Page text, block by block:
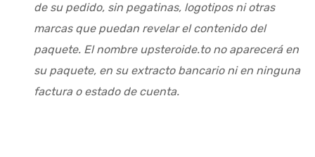
de su pedido, sin pegatinas, logotipos ni otras
marcas que puedan revelar el contenido del
paquete. El nombre upsteroide.to no aparecerá en
su paquete, en su extracto bancario ni en ninguna
factura o estado de cuenta.